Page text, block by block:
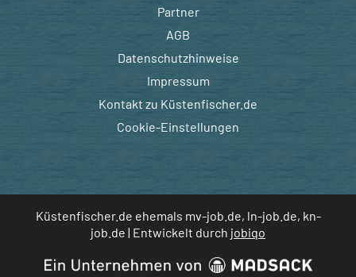
Partner
AGB
Datenschutzhinweise
Impressum
Kontakt zu Küstenfischer.de
Cookie-Einstellungen
Küstenfischer.de ehemals mv-job.de, ln-job.de, kn-
job.de | Entwickelt durch jobiqo